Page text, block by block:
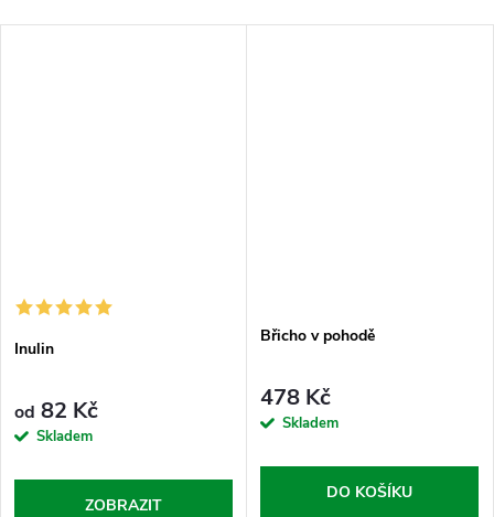
Inulin
od 82 Kč
Skladem
ZOBRAZIT
Břicho v pohodě
478 Kč
Skladem
DO KOŠÍKU